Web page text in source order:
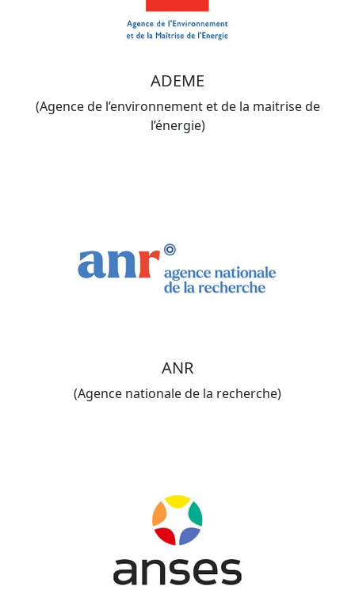
ADEME
(Agence de l’environnement et de la maitrise de
l’énergie)
ANR
(Agence nationale de la recherche)